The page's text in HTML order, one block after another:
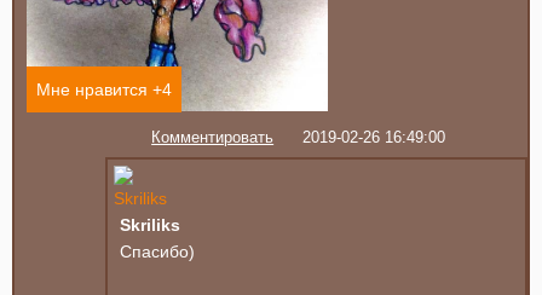
Мне нравится +4
Комментировать 2019-02-26 16:49:00
Skriliks
Спасибо)